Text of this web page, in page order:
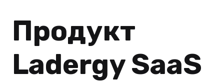
Продукт
Ladergy SaaS